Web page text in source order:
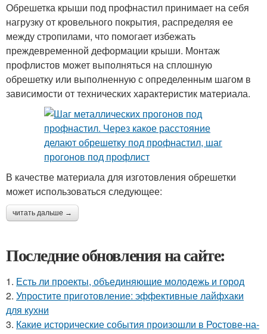
Обрешетка крыши под профнастил принимает на себя
нагрузку от кровельного покрытия, распределяя ее
между стропилами, что помогает избежать
преждевременной деформации крыши. Монтаж
профлистов может выполняться на сплошную
обрешетку или выполненную с определенным шагом в
зависимости от технических характеристик материала.
В качестве материала для изготовления обрешетки
может использоваться следующее:
читать дальше →
Последние обновления на сайте:
1. Есть ли проекты, объединяющие молодежь и город
2. Упростите приготовление: эффективные лайфхаки
для кухни
3. Какие исторические события произошли в Ростове-на-